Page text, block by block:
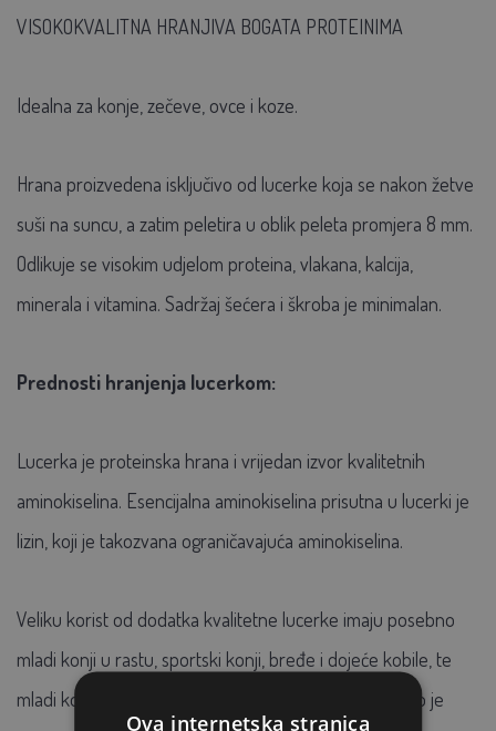
VISOKOKVALITNA HRANJIVA BOGATA PROTEINIMA
Idealna za konje, zečeve, ovce i koze.
Hrana proizvedena isključivo od lucerke koja se nakon žetve
suši na suncu, a zatim peletira u oblik peleta promjera 8 mm.
Odlikuje se visokim udjelom proteina, vlakana, kalcija,
minerala i vitamina. Sadržaj šećera i škroba je minimalan.
Prednosti hranjenja lucerkom:
Lucerka je proteinska hrana i vrijedan izvor kvalitetnih
aminokiselina. Esencijalna aminokiselina prisutna u lucerki je
lizin, koji je takozvana ograničavajuća aminokiselina.
Veliku korist od dodatka kvalitetne lucerke imaju posebno
mladi konji u rastu, sportski konji, bređe i dojeće kobile, te
mladi konji na početku treninga. Međutim, ovo hranivo je
Ova internetska stranica